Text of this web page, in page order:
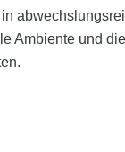
Ambiente und